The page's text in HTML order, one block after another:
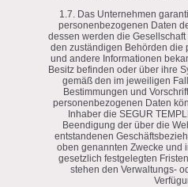
1.7. Das Unternehmen
personenbezogenen Daten
dessen werden die
den zuständigen Behörden die
und andere Informationen
Besitz befinden oder über ihre
gemäß den im jeweiligen
Bestimmungen und
personenbezogenen Daten
Inhaber die SEGUR
Beendigung der über die
entstandenen
oben genannten Zwecke und
gesetzlich festgelegten
stehen den Verwaltungs-